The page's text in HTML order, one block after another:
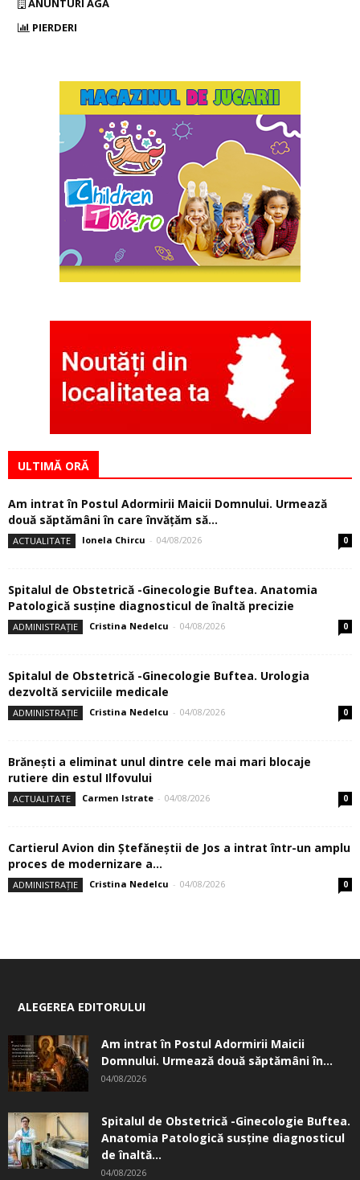
ANUNTURI AGA
PIERDERI
ULTIMĂ ORĂ
Am intrat în Postul Adormirii Maicii Domnului. Urmează
două săptămâni în care învăţăm să...
ACTUALITATE Ionela Chircu - 04/08/2026 0
Spitalul de Obstetrică -Ginecologie Buftea. Anatomia
Patologică susţine diagnosticul de înaltă precizie
ADMINISTRAȚIE Cristina Nedelcu - 04/08/2026 0
Spitalul de Obstetrică -Ginecologie Buftea. Urologia
dezvoltă serviciile medicale
ADMINISTRAȚIE Cristina Nedelcu - 04/08/2026 0
Brănești a eliminat unul dintre cele mai mari blocaje
rutiere din estul Ilfovului
ACTUALITATE Carmen Istrate - 04/08/2026 0
Cartierul Avion din Ştefăneştii de Jos a intrat într-un amplu
proces de modernizare a...
ADMINISTRAȚIE Cristina Nedelcu - 04/08/2026 0
ALEGEREA EDITORULUI
Am intrat în Postul Adormirii Maicii
Domnului. Urmează două săptămâni în...
04/08/2026
Spitalul de Obstetrică -Ginecologie Buftea.
Anatomia Patologică susţine diagnosticul
de înaltă...
04/08/2026